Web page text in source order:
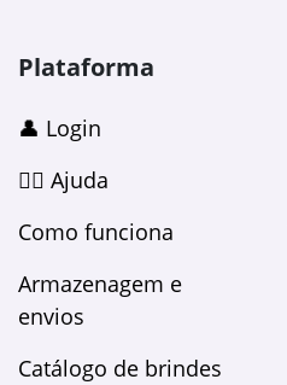
Plataforma
👤 Login
🙋‍♀️ Ajuda
Como funciona
Armazenagem e
envios
Catálogo de brindes